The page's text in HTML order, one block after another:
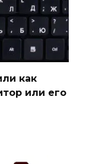
как
или его